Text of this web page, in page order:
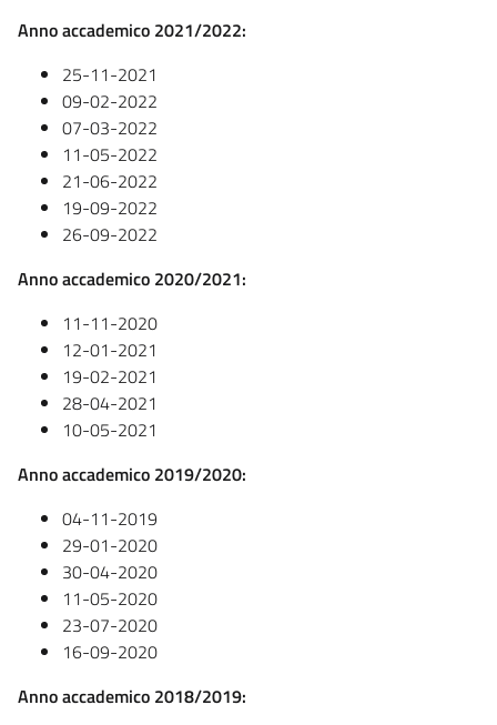
Anno accademico 2021/2022:
25-11-2021
09-02-2022
07-03-2022
11-05-2022
21-06-2022
19-09-2022
26-09-2022
Anno accademico 2020/2021:
11-11-2020
12-01-2021
19-02-2021
28-04-2021
10-05-2021
Anno accademico 2019/2020:
04-11-2019
29-01-2020
30-04-2020
11-05-2020
23-07-2020
16-09-2020
Anno accademico 2018/2019: